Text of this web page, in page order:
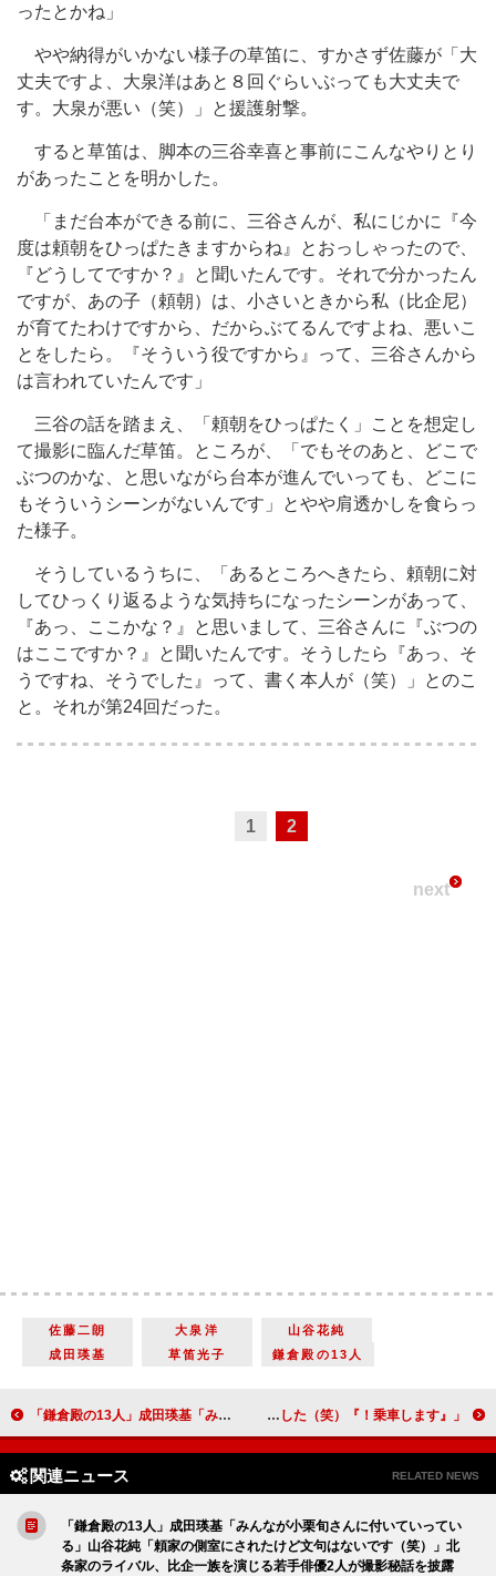
ったとかね」
やや納得がいかない様子の草笛に、すかさず佐藤が「大
丈夫ですよ、大泉洋はあと８回ぐらいぶっても大丈夫で
す。大泉が悪い（笑）」と援護射撃。
すると草笛は、脚本の三谷幸喜と事前にこんなやりとり
があったことを明かした。
「まだ台本ができる前に、三谷さんが、私にじかに『今
度は頼朝をひっぱたきますからね』とおっしゃったので、
『どうしてですか？』と聞いたんです。それで分かったん
ですが、あの子（頼朝）は、小さいときから私（比企尼）
が育てたわけですから、だからぶてるんですよね、悪いこ
とをしたら。『そういう役ですから』って、三谷さんから
は言われていたんです」
三谷の話を踏まえ、「頼朝をひっぱたく」ことを想定し
て撮影に臨んだ草笛。ところが、「でもそのあと、どこで
ぶつのかな、と思いながら台本が進んでいっても、どこに
もそういうシーンがないんです」とやや肩透かしを食らっ
た様子。
そうしているうちに、「あるところへきたら、頼朝に対
してひっくり返るような気持ちになったシーンがあって、
『あっ、ここかな？』と思いまして、三谷さんに『ぶつの
はここですか？』と聞いたんです。そうしたら『あっ、そ
うですね、そうでした』って、書く本人が（笑）」とのこ
と。それが第24回だった。
1 2
next
佐藤二朗 大泉洋
山谷花純
成田瑛基
草笛光子 鎌倉殿の13人
「鎌倉殿の13人」成田瑛基「みんなが小栗旬さんに付いていっている」山谷花純「頼家の側室にされたけど文句はないです（笑）」北条家のライバル、比企一族を演じる若手俳優2人が撮影秘話を披露 「『乗車します！』って感じでした（笑）」真田広之がブラッド・ピットとの初共演について語る 映画『ブレット・トレイン』【インタビュー】
関連ニュース RELATED NEWS
「鎌倉殿の13人」成田瑛基「みんなが小栗旬さんに付いていってい
る」山谷花純「頼家の側室にされたけど文句はないです（笑）」北
条家のライバル、比企一族を演じる若手俳優2人が撮影秘話を披露